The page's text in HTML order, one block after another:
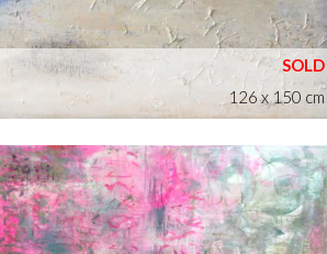
126 x 150 cm